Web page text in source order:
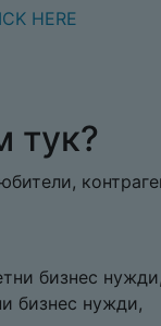
HERE
тук?
бизнес нужди,
бизнес нужди,